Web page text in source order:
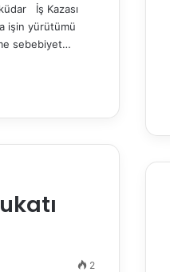
İş Kazası
işin yürütümü
sebebiyet…
2